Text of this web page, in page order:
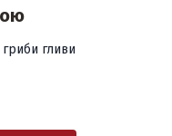
гриби гливи